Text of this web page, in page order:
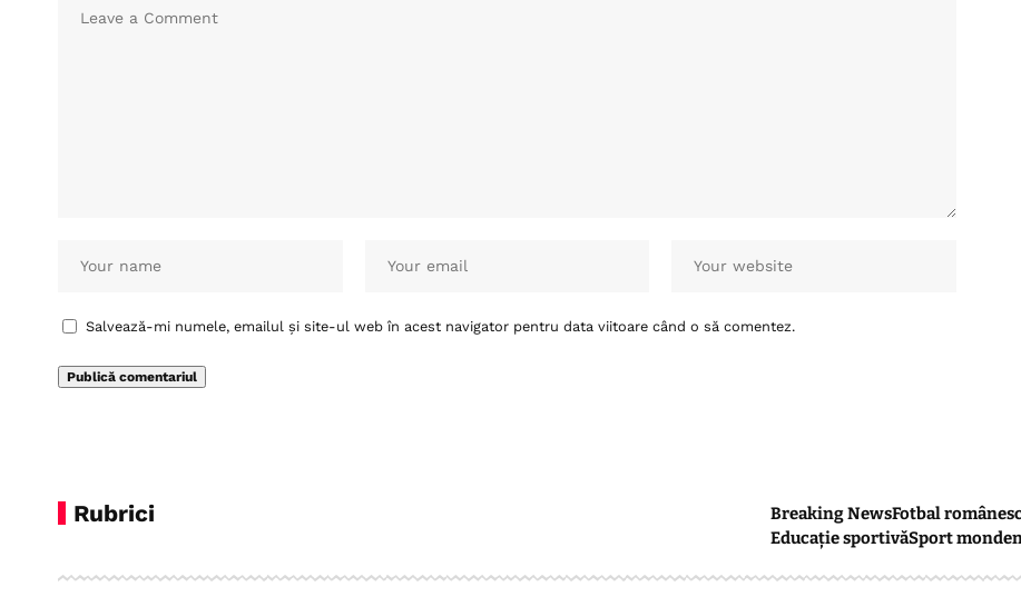
Salvează-mi numele, emailul și site-ul web în acest navigator pentru data viitoare când o să comentez.
Rubrici Breaking NewsFotbal
Educație sportivăSport